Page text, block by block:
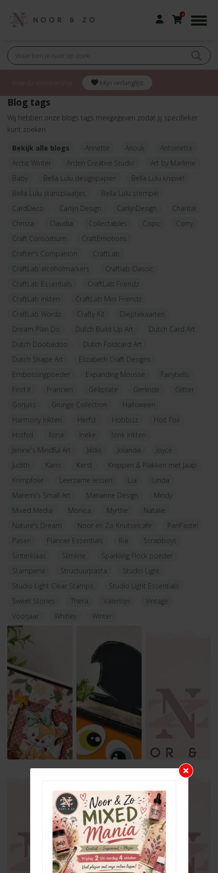
0
Mijn verlanglijst
Blog tags
Wij hebben onze blogs tags meegegeven zodat jij specifieker
kunt zoeken.
Bekijk alle blogs
Annette Anouk
Antoinette
Arctic Winter
Arden Creative Studio
Art by Marlene
Baby
Bella Lulu designpapier
Bella Lulu knipvel
Bella Lulu stansplaatjes
Bella Lulu stempel
CardDeco
Carlijn Design CarlijnDesign
Chantal
Christa
Claudia Collectables Copic
Corry
Craft Consortium
CraftEmotions
Crafter's Companion
CraftLab
CraftLab alcoholmarkers
Craftlab Classic
CraftLab Essentials
CraftLab Friendz
CraftLab inkten
CraftLab Mini Friendz
CraftLab Wordz
Crafty Kit
Dieptekaarten
Dream Plan Do
Dutch Build Up Art
Dutch Card Art
Dutch Doobadoo
Dutch Foldcard Art
Dutch Shape Art
Elizabeth Craft Designs
Embossingpoeder
Expanding Mousse
Fairybells
Find It
Francien Gelliplate Gerlinde
Glitter
Gorjuss
Grunge Collection
Halloween
Harmony inkten
Herfst Hobbizz
Hoit Foil
Hotfoil
Ilona Ineke
Izink inkten
Jenine's Mindful Art
Jilldis Jolanda
Joyce
Judith
Karin Kerst
Knippen & Plakken met Jaap
Krimpfolie
Leerzame lessen Lia
Linda
Maremi's Small Art
Marianne Design
Mindy
Mixed Media
Monica Myrthe
Natalie
Nature's Dream
Noor en Zo Knutselcafe
PanPastel
Pasen
Planner Essentials Ria
Scrapboys
Sinterklaas
Slimline
Sparkling Flock poeder
Stamperia
Structuurpasta
Studio Light
Studio Light Clear Stamps
Studio Light Essentials
Sweet Stories
Thera Valentijn
Vintage
Voorjaar
Whitley Winter
Halloween
Vrolijk
kerstfeest